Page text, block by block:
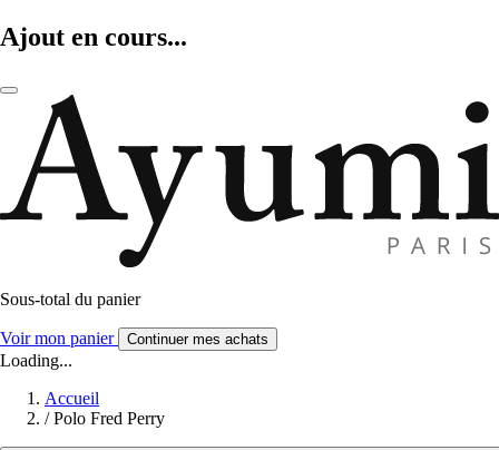
Ajout en cours...
Sous-total du panier
Voir mon panier Continuer mes achats
Loading...
Accueil
/ Polo Fred Perry